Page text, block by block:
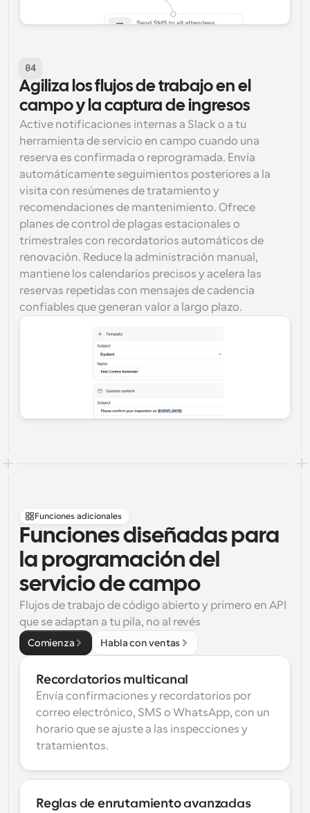
04
Agiliza los flujos de trabajo en el
campo y la captura de ingresos
Active notificaciones internas a Slack o a tu
herramienta de servicio en campo cuando una
reserva es confirmada o reprogramada. Envía
automáticamente seguimientos posteriores a la
visita con resúmenes de tratamiento y
recomendaciones de mantenimiento. Ofrece
planes de control de plagas estacionales o
trimestrales con recordatorios automáticos de
renovación. Reduce la administración manual,
mantiene los calendarios precisos y acelera las
reservas repetidas con mensajes de cadencia
confiables que generan valor a largo plazo.
Funciones adicionales
Funciones diseñadas para
la programación del
servicio de campo
Flujos de trabajo de código abierto y primero en API
que se adaptan a tu pila, no al revés
Comienza Habla con ventas
Recordatorios multicanal
Envía confirmaciones y recordatorios por
correo electrónico, SMS o WhatsApp, con un
horario que se ajuste a las inspecciones y
tratamientos.
Reglas de enrutamiento avanzadas